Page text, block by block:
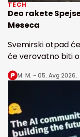
TECH
Deo rakete
Meseca
Svemirski otpad
će verovatno biti
M. M. - 05. Avg 2026.